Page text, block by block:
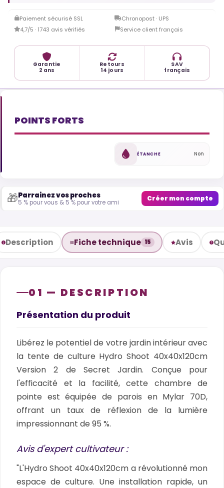
Paiement sécurisé SSL
Chronopost · UPS
4,7/5 · 1743 avis vérifiés
Service client français
Garantie
2 ans
Retours
14 jours
SAV
français
POINTS FORTS
ÉTANCHE Non
🎁Parrainez vos proches
5 % pour vous & 5 % pour votre ami Créer mon compte
Description Fiche technique 15 Avis
01 — DESCRIPTION
Présentation du produit
Libérez le potentiel de votre jardin intérieur avec
la tente de culture Hydro Shoot 40x40x120cm
Version 2 de Secret Jardin. Conçue pour
l'efficacité et la facilité, cette chambre de
pointe est équipée de parois en Mylar 70D,
offrant un taux de réflexion de la lumière
impressionnant de 95 %.
Avis d'expert cultivateur :
"L'Hydro Shoot 40x40x120cm a révolutionné mon
espace de culture. Une installation rapide, un